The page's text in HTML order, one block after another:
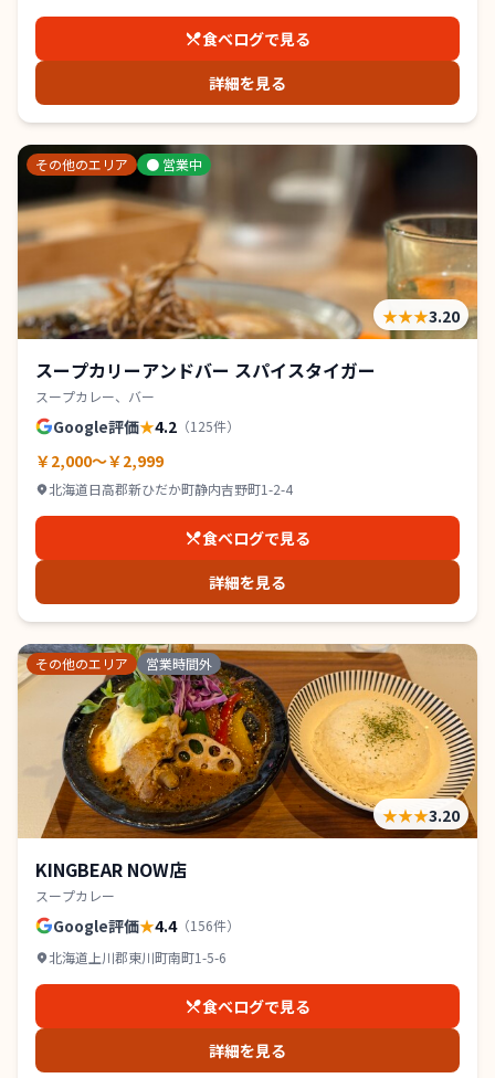
食べログで見る
詳細を見る
その他のエリア ● 営業中
★★★3.20
スープカリーアンドバー スパイスタイガー
スープカレー、バー
Google評価★4.2 （125件）
￥2,000～￥2,999
北海道日高郡新ひだか町静内吉野町1-2-4
食べログで見る
詳細を見る
その他のエリア 営業時間外
★★★3.20
KINGBEAR NOW店
スープカレー
Google評価★4.4（156件）
北海道上川郡東川町南町1-5-6
食べログで見る
詳細を見る